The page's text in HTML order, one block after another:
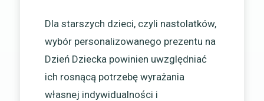
Dla starszych dzieci, czyli nastolatków,
wybór personalizowanego prezentu na
Dzień Dziecka powinien uwzględniać
ich rosnącą potrzebę wyrażania
własnej indywidualności i